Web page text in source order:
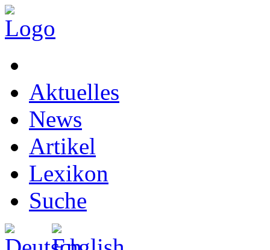
Aktuelles
News
Artikel
Lexikon
Suche